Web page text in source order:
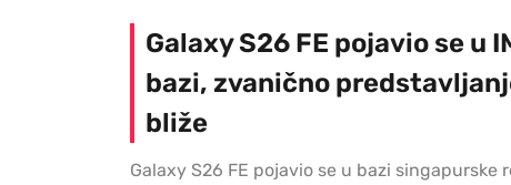
Galaxy S26 FE pojavio se u
bazi, zvanično
bliže
Galaxy S26 FE pojavio se u bazi singapurske